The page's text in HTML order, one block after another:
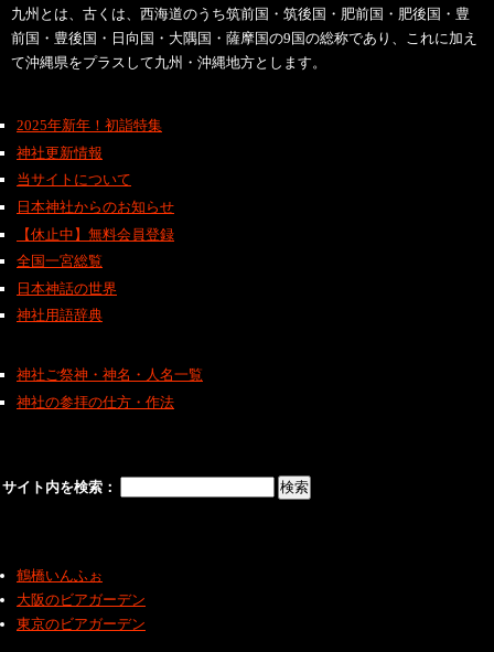
九州とは、古くは、西海道のうち筑前国・筑後国・肥前国・肥後国・豊
前国・豊後国・日向国・大隅国・薩摩国の9国の総称であり、これに加え
て沖縄県をプラスして九州・沖縄地方とします。
2025年新年！初詣特集
神社更新情報
当サイトについて
日本神社からのお知らせ
【休止中】無料会員登録
全国一宮総覧
日本神話の世界
神社用語辞典
神社ご祭神・神名・人名一覧
神社の参拝の仕方・作法
サイト内を検索：
鶴橋いんふぉ
大阪のビアガーデン
東京のビアガーデン